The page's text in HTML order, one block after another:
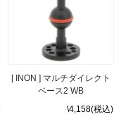
[ INON ] マルチダイレクト
ベース2 WB
\4,158(税込)